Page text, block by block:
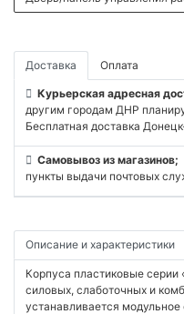
Доставка Оплата
Курьерская адресная
другим городам ДНР
Бесплатная доставка
Самовывоз из магазинов;
пункты выдачи почтовых
Описание и характеристики
Корпуса пластиковые серии
силовых, слаботочных и
устанавливается